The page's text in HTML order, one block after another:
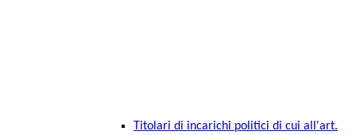
Titolari di incarichi politici di cui all'art.